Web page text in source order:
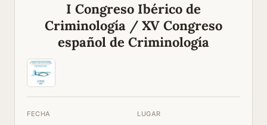
I Congreso Ibérico de
Criminología / XV Congreso
español de Criminología
FECHA LUGAR